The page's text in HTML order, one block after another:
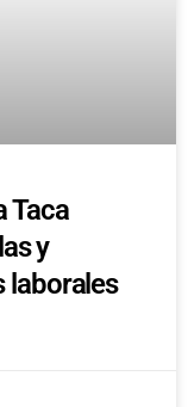
Taca
y
laborales